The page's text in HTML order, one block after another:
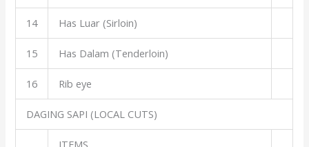
14 Has Luar (Sirloin)
15 Has Dalam (Tenderloin)
16 Rib eye
DAGING SAPI (LOCAL CUTS)
ITEMS